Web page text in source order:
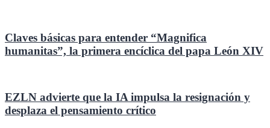
Claves básicas para entender “Magnifica
humanitas”, la primera encíclica del papa León XIV
EZLN advierte que la IA impulsa la resignación y
desplaza el pensamiento crítico